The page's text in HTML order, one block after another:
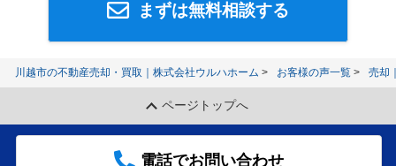
まずは無料相談する
川越市の不動産売却・買取｜株式会社ウルハホーム お客様の声一覧 売却
ページトップへ
電話でお問い合わせ